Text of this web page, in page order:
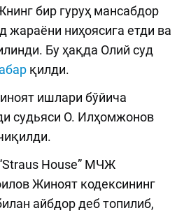
бир гуруҳ мансабдор
жараёни ниҳоясига етди ва
Бу ҳақда Олий суд
қилди.
ишлари бўйича
судьяси О. Илҳомжонов
House” МЧЖ
Жиноят кодексининг
айбдор деб топилиб,